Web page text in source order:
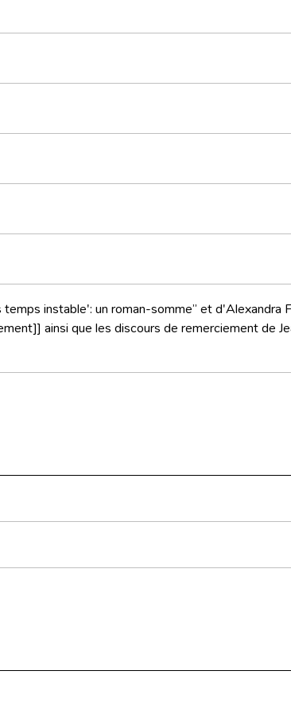
instable': un roman-somme” et d'Alexandra
ainsi que les discours de remerciement de